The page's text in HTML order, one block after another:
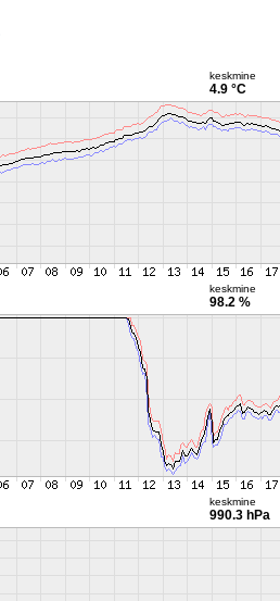
keskmine
4.9 °C
keskmine
98.2 %
keskmine
990.3 hPa